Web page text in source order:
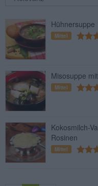
Hühnersuppe
Mittel
Misosuppe
Mittel
Kokosmilch-
Rosinen
Mittel